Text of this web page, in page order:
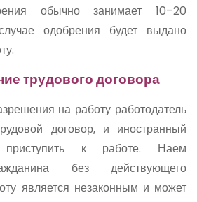
обычно занимает 10–20
одобрения будет выдано
трудового договора
на работу работодатель
договор, и иностранный
к работе. Наем
без действующего
является незаконным и может